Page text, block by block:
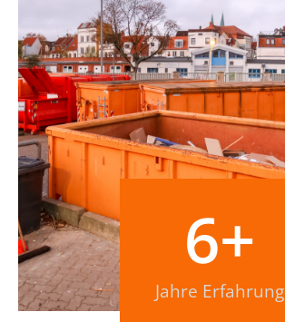
Jahre Erfahrung
6+